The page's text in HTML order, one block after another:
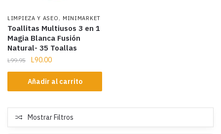
LIMPIEZA Y ASEO , MINIMARKET
Toallitas Multiusos 3 en 1
Magia Blanca Fusión
Natural- 35 Toallas
L99.95 L90.00
Añadir al carrito
Mostrar Filtros